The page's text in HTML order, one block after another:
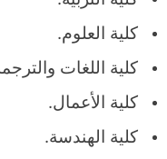
كلية العلوم.
كلية اللغات
كلية الأعمال.
كلية الهندسة.